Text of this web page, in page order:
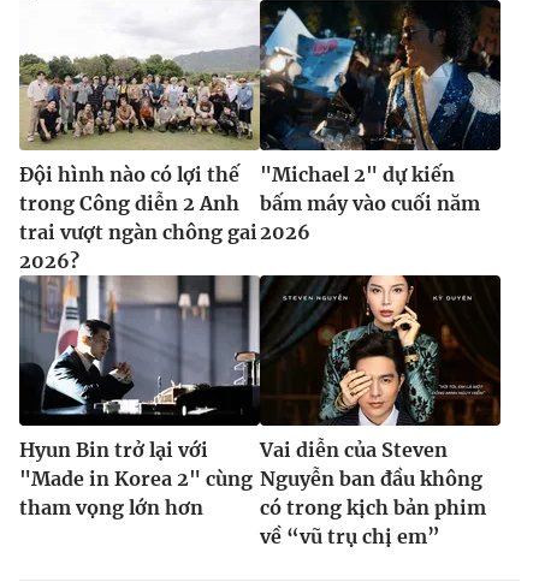
Đội hình nào có lợi thế
trong Công diễn 2 Anh
trai vượt ngàn chông gai
2026?
"Michael 2" dự kiến
bấm máy vào cuối năm
2026
Hyun Bin trở lại với
"Made in Korea 2" cùng
tham vọng lớn hơn
Vai diễn của Steven
Nguyễn ban đầu không
có trong kịch bản phim
về “vũ trụ chị em”